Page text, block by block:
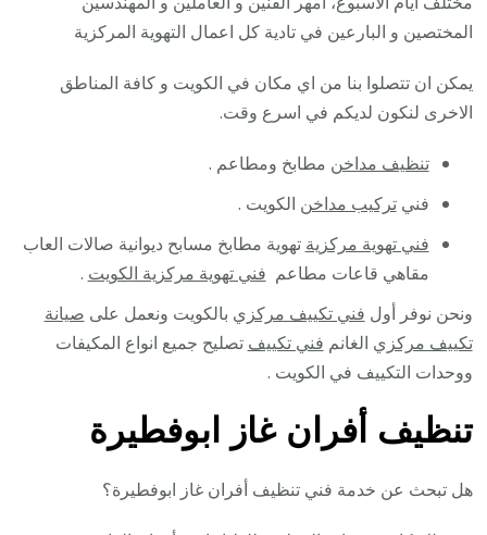
المختصين و البارعين في تادية كل اعمال التهوية المركزية
يمكن ان تتصلوا بنا من اي مكان في الكويت و كافة المناطق
الاخرى لنكون لديكم في اسرع وقت.
تنظيف مداخن مطابخ ومطاعم .
فنيتركيب مداخن الكويت .
فني تهوية مركزية تهوية مطابخ مسابح ديوانية صالات العاب
مقاهي قاعات مطاعم فني تهوية مركزية الكويت .
ونحن نوفر أول فني تكييف مركزي بالكويت ونعمل على صيانة
تكييف مركزي الغانم فني تكييف تصليح جميع انواع المكيفات
ووحدات التكييف في الكويت .
تنظيف أفران غاز ابوفطيرة
هل تبحث عن خدمة فني تنظيف أفران غاز ابوفطيرة؟